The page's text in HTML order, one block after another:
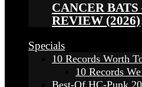
CANCER
REVIEW (2026)
Specials
10 Records Worth
10 Records